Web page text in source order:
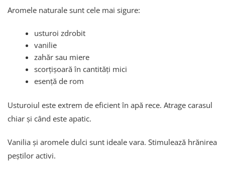
Aromele naturale sunt cele mai sigure:
usturoi zdrobit
vanilie
zahăr sau miere
scorțișoară în cantități mici
esență de rom
Usturoiul este extrem de eficient în apă rece. Atrage carasul
chiar și când este apatic.
Vanilia și aromele dulci sunt ideale vara. Stimulează hrănirea
peștilor activi.